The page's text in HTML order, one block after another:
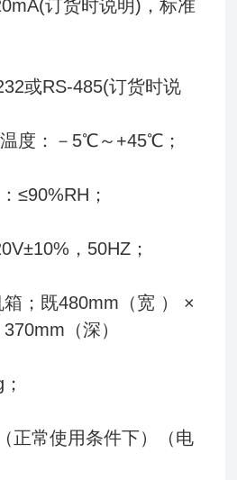
订货时说明)，标准
；
或RS-485(订货时说
；
度：－5℃～+45℃；
；
，50HZ；
；既480mm（宽 ） ×
（深）
正常使用条件下）（电
上）；